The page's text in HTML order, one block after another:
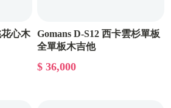
花心木
Gomans D-S12 西卡雲杉單板
全單板木吉他
$ 36,000